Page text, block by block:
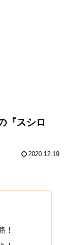
『スシロ
2020.12.19
！